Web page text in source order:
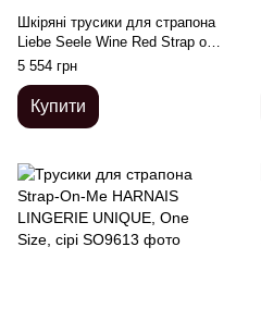
Шкіряні трусики для страпона
Liebe Seele Wine Red Strap on
Harness, універсальний розмір
5 554 грн
Купити